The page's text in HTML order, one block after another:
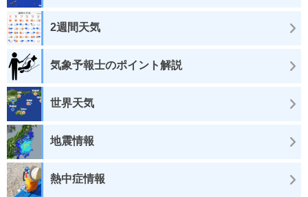
2週間天気
気象予報士のポイント解説
世界天気
地震情報
熱中症情報